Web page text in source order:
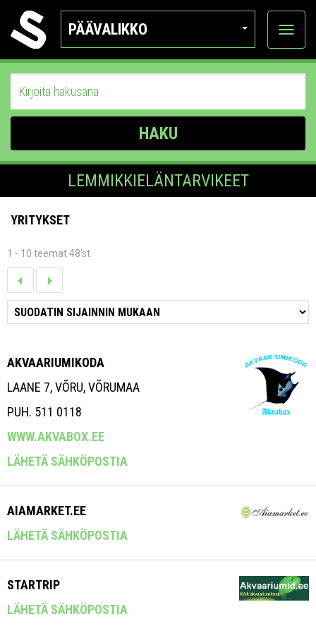
PÄÄVALIKKO
Näytä
HAKU
LEMMIKKIELÄNTARVIKEET
YRITYKSET
1 - 10 teemat 48'st
AKVAARIUMIKODA
LAANE 7, VÕRU, VÕRUMAA
PUH. 511 0118
WWW.AKVABOX.EE
LÄHETÄ SÄHKÖPOSTIA
AIAMARKET.EE
LÄHETÄ SÄHKÖPOSTIA
STARTRIP
LÄHETÄ SÄHKÖPOSTIA